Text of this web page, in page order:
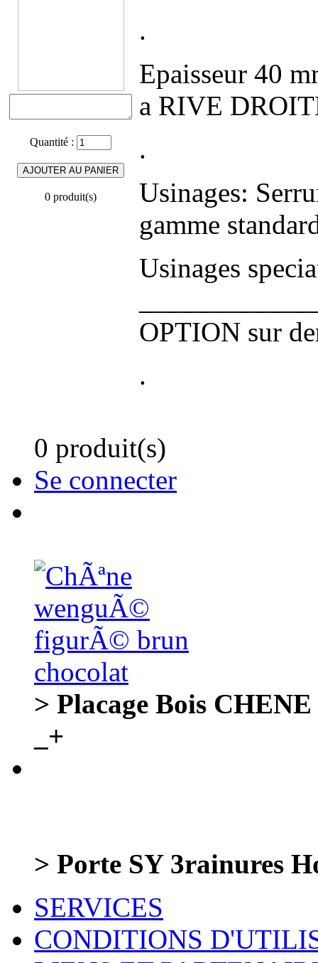
Quantité :
0 produit(s)
.
Epaisseur 40
a RIVE
.
Usinages:
gamme
Usinages
OPTION sur
.
0 produit(s)
Se connecter
> Placage Bois
_+
> Porte SY 3rainures
SERVICES
CONDITIONS